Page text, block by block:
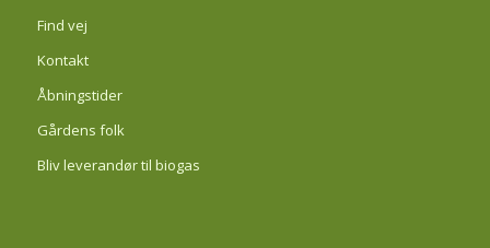
Find vej
Kontakt
Åbningstider
Gårdens folk
Bliv leverandør til biogas